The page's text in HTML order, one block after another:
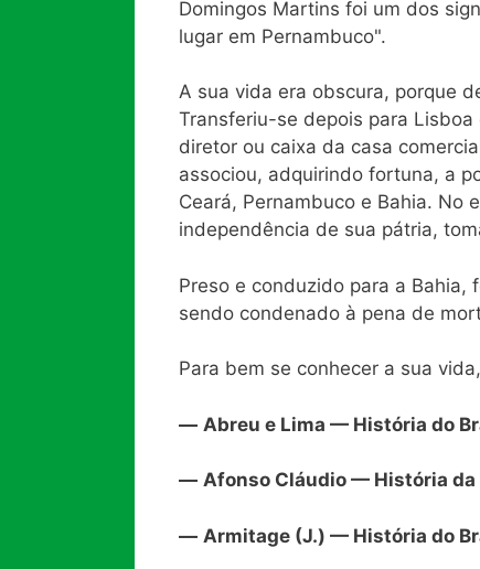
Domingos Martins foi um dos
lugar em Pernambuco".
A sua vida era obscura, porque
Transferiu-se depois para
diretor ou caixa da casa
associou, adquirindo fortuna, a
Ceará, Pernambuco e Bahia. No
independência de sua pátria,
Preso e conduzido para a Bahia,
sendo condenado à pena de
Para bem se conhecer a sua
— Abreu e Lima — História do
— Afonso Cláudio — História
— Armitage (J.) — História do